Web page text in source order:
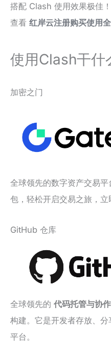
搭配 Clash 使用效果极佳
查看 红岸云注册购买使用
使用Clash干什
加密之门
全球领先的数字资产交易平
包，轻松开启交易之旅，立
GitHub 仓库
全球领先的 代码托管与协
构建。它是开发者存放、
平台。